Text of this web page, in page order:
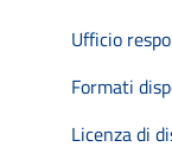
Ufficio
Formati
Licenza di